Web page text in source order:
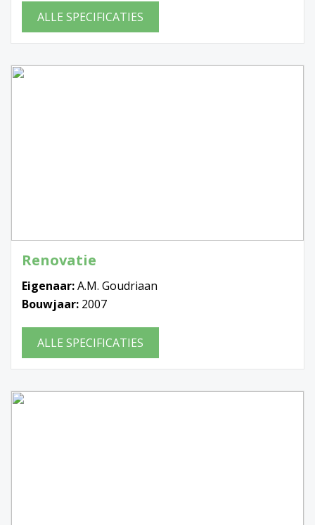
ALLE SPECIFICATIES
Renovatie
Eigenaar:A.M. Goudriaan
Bouwjaar: 2007
ALLE SPECIFICATIES